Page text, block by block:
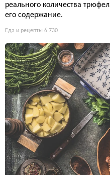
реального количества
его содержание.
Еда и рецепты 6 730